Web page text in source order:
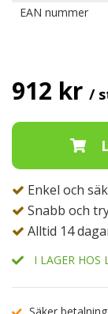
EAN nummer
912 kr /
Enkel och
Snabb och
Alltid 14
I LAGER HOS